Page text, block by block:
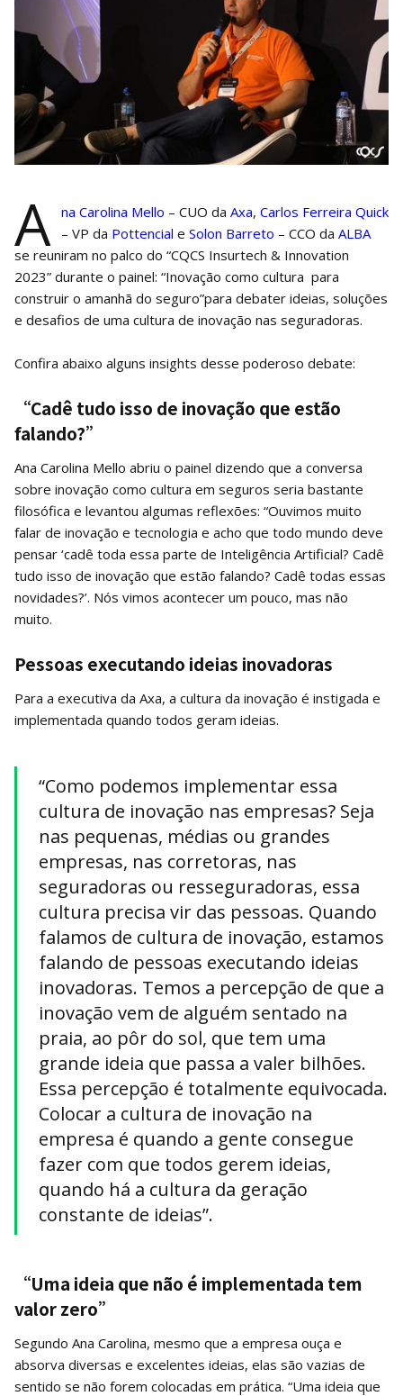
A na Carolina Mello – CUO da Axa, Carlos Ferreira Quick
– VP da Pottencial e Solon Barreto – CCO da ALBA
se reuniram no palco do “CQCS Insurtech & Innovation
2023” durante o painel: “Inovação como cultura para
construir o amanhã do seguro”para debater ideias, soluções
e desafios de uma cultura de inovação nas seguradoras.
Confira abaixo alguns insights desse poderoso debate:
“Cadê tudo isso de inovação que estão
falando?”
Ana Carolina Mello abriu o painel dizendo que a conversa
sobre inovação como cultura em seguros seria bastante
filosófica e levantou algumas reflexões: “Ouvimos muito
falar de inovação e tecnologia e acho que todo mundo deve
pensar ‘cadê toda essa parte de Inteligência Artificial? Cadê
tudo isso de inovação que estão falando? Cadê todas essas
novidades?’. Nós vimos acontecer um pouco, mas não
muito.
Pessoas executando ideias inovadoras
Para a executiva da Axa, a cultura da inovação é instigada e
implementada quando todos geram ideias.
“Como podemos implementar essa
cultura de inovação nas empresas? Seja
nas pequenas, médias ou grandes
empresas, nas corretoras, nas
seguradoras ou resseguradoras, essa
cultura precisa vir das pessoas. Quando
falamos de cultura de inovação, estamos
falando de pessoas executando ideias
inovadoras. Temos a percepção de que a
inovação vem de alguém sentado na
praia, ao pôr do sol, que tem uma
grande ideia que passa a valer bilhões.
Essa percepção é totalmente equivocada.
Colocar a cultura de inovação na
empresa é quando a gente consegue
fazer com que todos gerem ideias,
quando há a cultura da geração
constante de ideias”.
“Uma ideia que não é implementada tem
valor zero”
Segundo Ana Carolina, mesmo que a empresa ouça e
absorva diversas e excelentes ideias, elas são vazias de
sentido se não forem colocadas em prática. “Uma ideia que